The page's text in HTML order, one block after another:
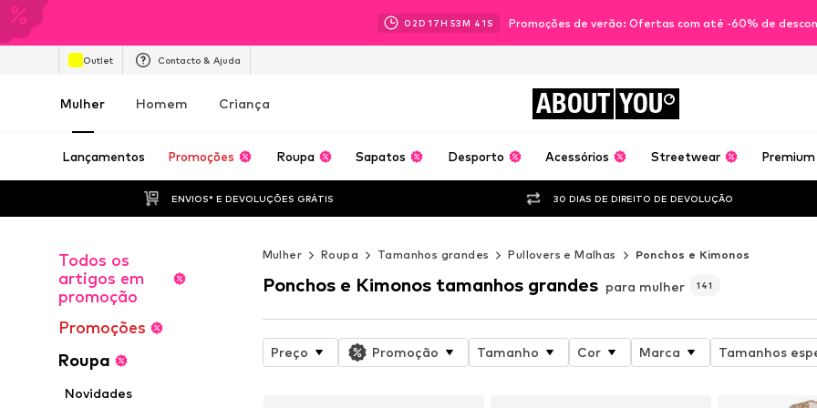
02D 17H 53M 38 S Promoções de verão: Ofertas com até -60% de
Outlet Contacto & Ajuda
Mulher Homem Criança ABOUT YOU
Lançamentos Promoções Roupa Sapatos Desporto Acessórios Streetwear Premium
ENVIOS* E DEVOLUÇÕES GRÁTIS 30 DIAS DE DIREITO DE DEVOLUÇÃO
Todos os
artigos em
promoção
Promoções
Roupa
Novidades
Mulher Roupa Tamanhos grandes Pullovers e Malhas Ponchos e Kimonos
Ponchos e Kimonos tamanhos grandes para mulher 141
Preço Promoção Tamanho Cor Marca Tamanhos